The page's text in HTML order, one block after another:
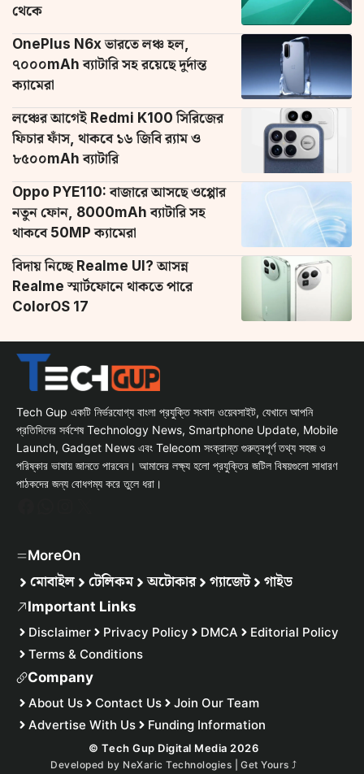
থেকে
OnePlus N6x ভারতে লঞ্চ হল,
৭০০০mAh ব্যাটারি সহ রয়েছে দুর্দান্ত
ক্যামেরা
লঞ্চের আগেই Redmi K100 সিরিজের
ফিচার ফাঁস, থাকবে ১৬ জিবি র‌্যাম ও
৮৫০০mAh ব্যাটারি
Oppo PYE110: বাজারে আসছে ওপ্পোর
নতুন ফোন, 8000mAh ব্যাটারি সহ
থাকবে 50MP ক্যামেরা
বিদায় নিচ্ছে Realme UI? আসন্ন
Realme স্মার্টফোনে থাকতে পারে
ColorOS 17
Tech Gup একটি নির্ভরযোগ্য বাংলা প্রযুক্তি সংবাদ ওয়েবসাইট, যেখানে আপনি
প্রতিদিনের সর্বশেষ Technology News, Smartphone Update, Mobile
Launch, Gadget News এবং Telecom সংক্রান্ত গুরুত্বপূর্ণ তথ্য সহজ ও
পরিষ্কার ভাষায় জানতে পারবেন। আমাদের লক্ষ্য হলো প্রযুক্তির জটিল বিষয়গুলো সাধারণ
পাঠকদের জন্য বোধগম্য করে তুলে ধরা।
MoreOn
মোবাইল টেলিকম অটোকার গ্যাজেট গাইড
Important Links
Disclaimer Privacy Policy DMCA
Editorial Policy
Terms & Conditions
Company
About Us Contact Us
Join Our Team
Advertise With Us
Funding Information
© Tech Gup Digital Media 2026
Developed by NeXaric Technologies | Get Yours ⤴︎